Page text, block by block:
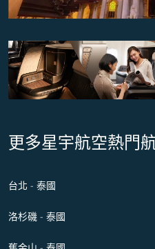
更多星宇航空熱門
台北 - 泰國
洛杉磯 - 泰國